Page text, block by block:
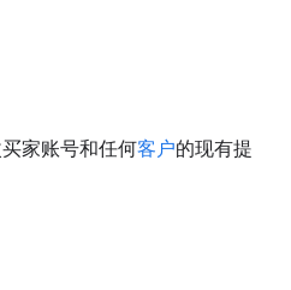
家账号和任何客户的现有提